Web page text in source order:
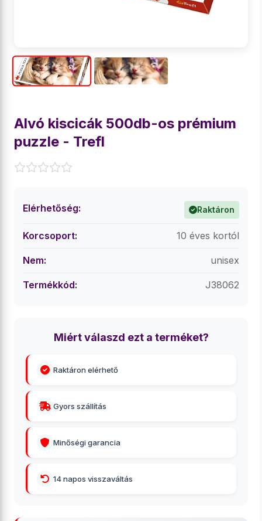
Alvó kiscicák 500db-os prémium
puzzle - Trefl
Elérhetőség: Raktáron
Korcsoport: 10 éves kortól
Nem: unisex
Termékkód: J38062
Miért válaszd ezt a terméket?
Raktáron elérhető
Gyors szállítás
Minőségi garancia
14 napos visszaváltás